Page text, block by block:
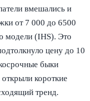
вмешались и
от 7 000 до 6500
модели (IHS). Это
цену до 10
быки
короткие
тренд.